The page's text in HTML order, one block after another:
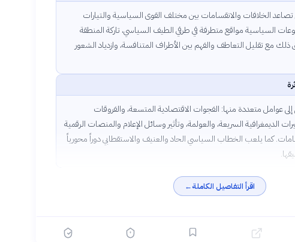
الخلافات والانقسامات بين مختلف القوى السياسية والتيارات
السياسية مواقع متطرفة في طرفي الطيف السياسي، تاركة المنطقة
ذلك مع تقليل التعاطف والفهم بين الأطراف المتنافسة، وازدياد الشعور
عوامل متعددة منها: الفجوات الاقتصادية المتسعة، والفروقات
الديمغرافية السريعة، والعولمة، وتأثير وسائل الإعلام والمنصات الرقمية
كما يلعب الخطاب السياسي الحاد والعنيف والاستقطابي دوراً محورياً
اقرأ التفاصيل الكاملة←